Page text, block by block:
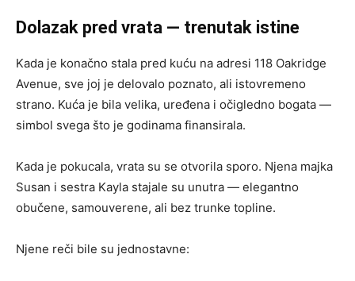
Dolazak pred vrata — trenutak istine
Kada je konačno stala pred kuću na adresi 118 Oakridge
Avenue, sve joj je delovalo poznato, ali istovremeno
strano. Kuća je bila velika, uređena i očigledno bogata —
simbol svega što je godinama finansirala.
Kada je pokucala, vrata su se otvorila sporo. Njena majka
Susan i sestra Kayla stajale su unutra — elegantno
obučene, samouverene, ali bez trunke topline.
Njene reči bile su jednostavne: